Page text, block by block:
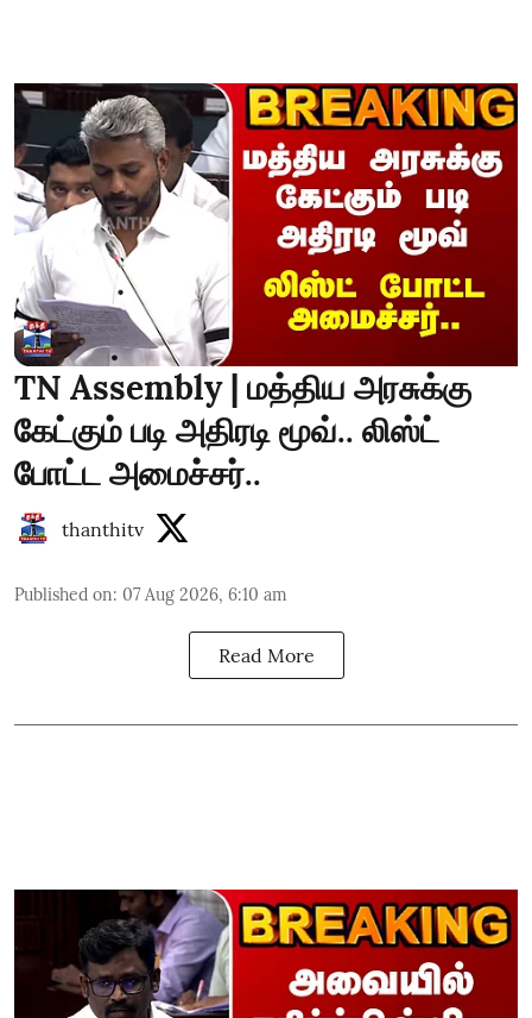
TN Assembly | மத்திய அரசுக்கு
கேட்கும் படி அதிரடி மூவ்.. லிஸ்ட்
போட்ட அமைச்சர்..
thanthitv
Published on: 07 Aug 2026, 6:10 am
Read More